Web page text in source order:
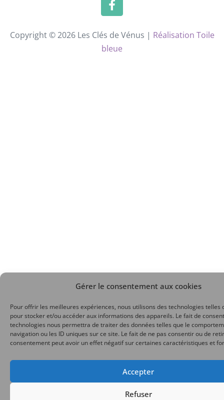
Gérer le consentement aux cookies
Pour offrir les meilleures expériences, nous utilisons des technologies telles
pour stocker et/ou accéder aux informations des appareils. Le fait de
technologies nous permettra de traiter des données telles que le
navigation ou les ID uniques sur ce site. Le fait de ne pas consentir ou de
consentement peut avoir un effet négatif sur certaines caractéristiques et
Accepter
Refuser
Copyright © 2026 Les Clés de Vénus | Réalisation Toile
bleue